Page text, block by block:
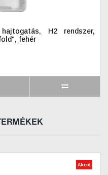
H2 rendszer,
fehér
Akció